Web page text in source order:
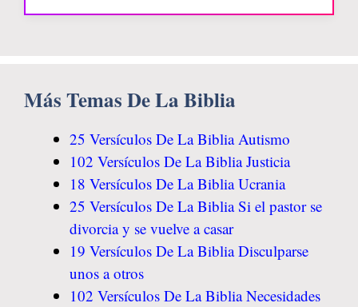
Más Temas De La Biblia
25 Versículos De La Biblia Autismo
102 Versículos De La Biblia Justicia
18 Versículos De La Biblia Ucrania
25 Versículos De La Biblia Si el pastor se
divorcia y se vuelve a casar
19 Versículos De La Biblia Disculparse
unos a otros
102 Versículos De La Biblia Necesidades